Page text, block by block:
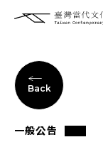
Back
一般公告